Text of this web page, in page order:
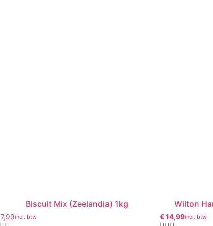
Biscuit Mix (Zeelandia) 1kg
7,99incl. btw
Wilton
€14,99incl. btw